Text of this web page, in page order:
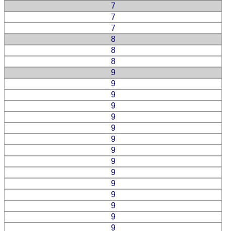
7
7
7
8
8
8
9
9
9
9
9
9
9
9
9
9
9
9
9
9
9